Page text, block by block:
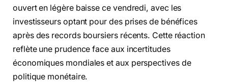
ouvert en légère baisse ce vendredi, avec les
investisseurs optant pour des prises de bénéfices
après des records boursiers récents. Cette réaction
reflète une prudence face aux incertitudes
économiques mondiales et aux perspectives de
politique monétaire.